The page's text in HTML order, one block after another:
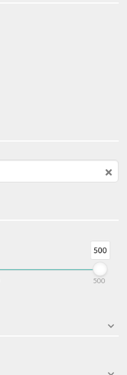
500
500